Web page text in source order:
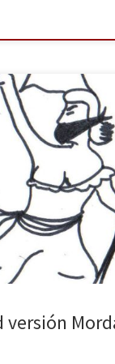
popular-
guiando al pueblo.
amordazada
versión